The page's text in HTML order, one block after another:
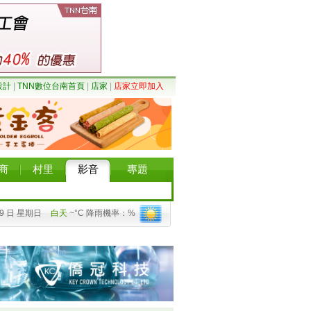
計 TNN數位台南首頁 店家 店家立即加入
村里 影音 專題
日 星期日 白天 ~°C 降雨機率：%